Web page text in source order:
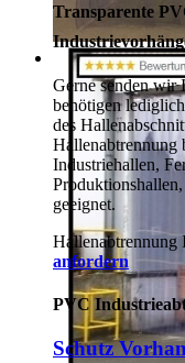
Transparente
Gerne senden wir
benötigen
des
Hallenabtrennung
Industriehallen,
geeignet.
Hallenabtrennung
anfordern
PVC
Schutz